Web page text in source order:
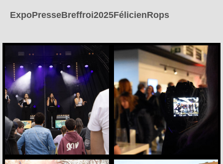
ExpoPresseBreffroi2025FélicienRops